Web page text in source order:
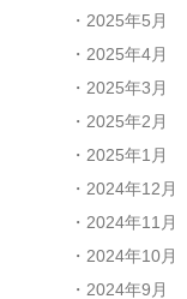
2025年5月
2025年4月
2025年3月
2025年2月
2025年1月
2024年12月
2024年11月
2024年10月
2024年9月